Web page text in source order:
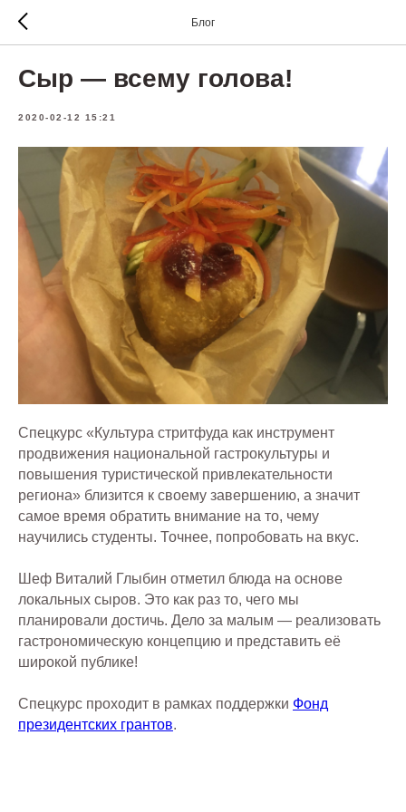
Блог
Сыр — всему голова!
2020-02-12 15:21
Спецкурс «Культура стритфуда как инструмент
продвижения национальной гастрокультуры и
повышения туристической привлекательности
региона» близится к своему завершению, а значит
самое время обратить внимание на то, чему
научились студенты. Точнее, попробовать на вкус.
Шеф Виталий Глыбин отметил блюда на основе
локальных сыров. Это как раз то, чего мы
планировали достичь. Дело за малым — реализовать
гастрономическую концепцию и представить её
широкой публике!
Спецкурс проходит в рамках поддержки Фонд
президентских грантов.